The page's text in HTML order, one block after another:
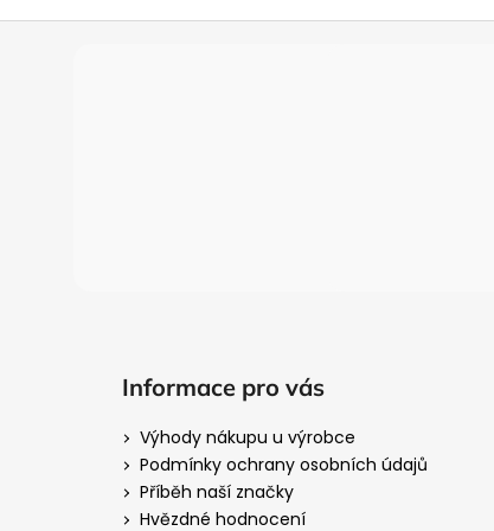
Informace pro vás
Výhody nákupu u výrobce
Podmínky ochrany osobních údajů
Příběh naší značky
Hvězdné hodnocení